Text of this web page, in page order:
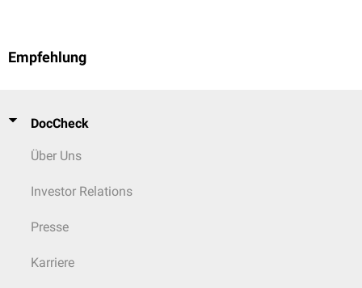
Empfehlung
DocCheck
Über Uns
Investor Relations
Presse
Karriere